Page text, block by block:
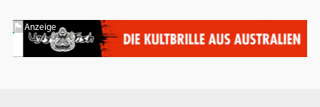
Anzeige